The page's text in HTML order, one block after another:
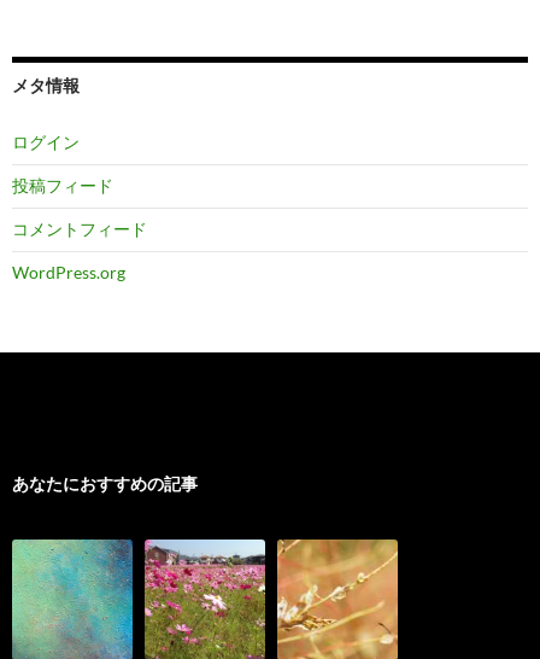
メタ情報
ログイン
投稿フィード
コメントフィード
WordPress.org
あなたにおすすめの記事